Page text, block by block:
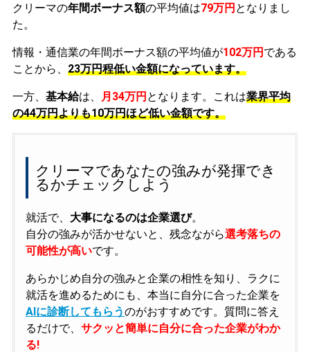
クリーマの年間ボーナス額の平均値は79万円 となりまし
た。
情報・通信業の年間ボーナス額の平均値が102万円 である
ことから、 23万円程低い金額になっています。
一方、 基本給は、 月34万円 となります。これは業界平均
の44万円よりも10万円ほど低い金額です。
クリーマであなたの強みが発揮でき
るかチェックしよう
就活で、 大事になるのは企業選び。
自分の強みが活かせないと、残念ながら選考落ちの
可能性が高いです。
あらかじめ自分の強みと企業の相性を知り、ラクに
就活を進めるためにも、本当に自分に合った企業を
AIに診断してもらうのがおすすめです。質問に答え
るだけで、 サクッと簡単に自分に合った企業がわか
る!